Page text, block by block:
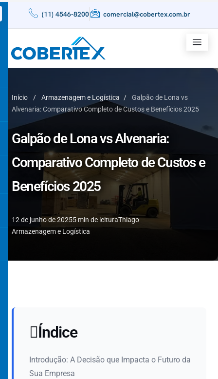
(11) 4546-8200 comercial@cobertex.com.br
Início / Armazenagem e Logística /
Galpão de Lona vs
Alvenaria: Comparativo Completo de Custos e Benefícios 2025
Galpão de Lona vs Alvenaria:
Comparativo Completo de Custos e
Benefícios 2025
12 de junho de 20255 min de leituraThiago
Armazenagem e Logística
Índice
Introdução: A Decisão que Impacta o Futuro da
Sua Empresa